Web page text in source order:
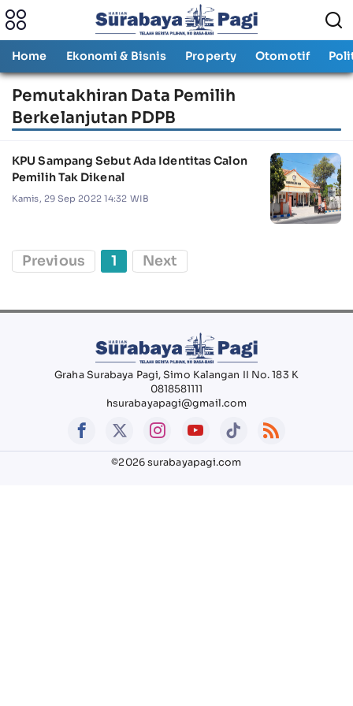
Home Ekonomi & Bisnis Property Otomotif
Pemutakhiran Data Pemilih
Berkelanjutan PDPB
KPU Sampang Sebut Ada Identitas Calon
Pemilih Tak Dikenal
Kamis, 29 Sep 2022 14:32 WIB
Previous 1 Next
Graha Surabaya Pagi, Simo Kalangan II No. 183 K
0818581111
hsurabayapagi@gmail.com
©2026 surabayapagi.com